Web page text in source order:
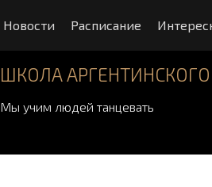
Новости Расписание
ШКОЛА
Мы учим людей танцевать